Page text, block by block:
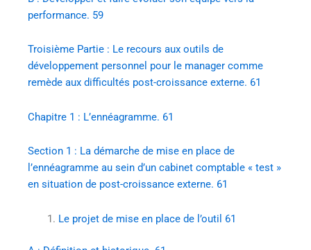
performance. 59
Troisième Partie : Le recours aux outils de
développement personnel pour le manager comme
remède aux difficultés post-croissance externe. 61
Chapitre 1 : L’ennéagramme. 61
Section 1 : La démarche de mise en place de
l’ennéagramme au sein d’un cabinet comptable « test »
en situation de post-croissance externe. 61
Le projet de mise en place de l’outil 61